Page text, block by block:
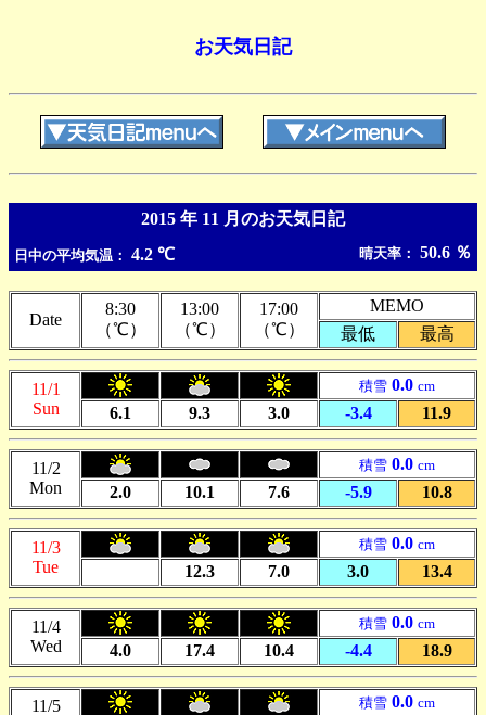
お天気日記
2015 年 11 月のお天気日記
日中の平均気温： 4.2 ℃ 晴天率： 50.6 ％
Date
8:30
（℃）
13:00
（℃）
17:00
（℃）
MEMO
最低
最高
11/1
Sun
積雪 0.0 cm
6.1 9.3 3.0 -3.4 11.9
11/2
Mon
積雪 0.0 cm
2.0 10.1 7.6 -5.9 10.8
11/3
Tue
積雪 0.0 cm
12.3 7.0 3.0 13.4
11/4
Wed
積雪 0.0 cm
4.0 17.4 10.4 -4.4 18.9
11/5
積雪 0.0 cm